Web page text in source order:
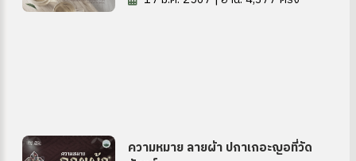
ความหมาย ลายผ้า ปกาเกอะญอที่วัด